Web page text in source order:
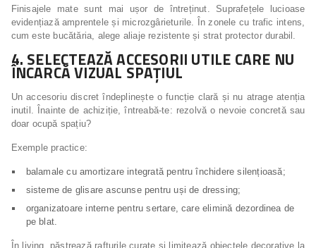
Finisajele mate sunt mai ușor de întreținut. Suprafețele lucioase
evidențiază amprentele și microzgârieturile. În zonele cu trafic intens,
cum este bucătăria, alege aliaje rezistente și strat protector durabil.
4. SELECTEAZĂ ACCESORII UTILE CARE NU
ÎNCARCĂ VIZUAL SPAȚIUL
Un accesoriu discret îndeplinește o funcție clară și nu atrage atenția
inutil. Înainte de achiziție, întreabă-te: rezolvă o nevoie concretă sau
doar ocupă spațiu?
Exemple practice:
balamale cu amortizare integrată pentru închidere silențioasă;
sisteme de glisare ascunse pentru uși de dressing;
organizatoare interne pentru sertare, care elimină dezordinea de
pe blat.
În living, păstrează rafturile curate și limitează obiectele decorative la